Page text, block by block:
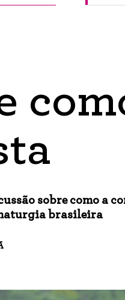
sobre como a
brasileira